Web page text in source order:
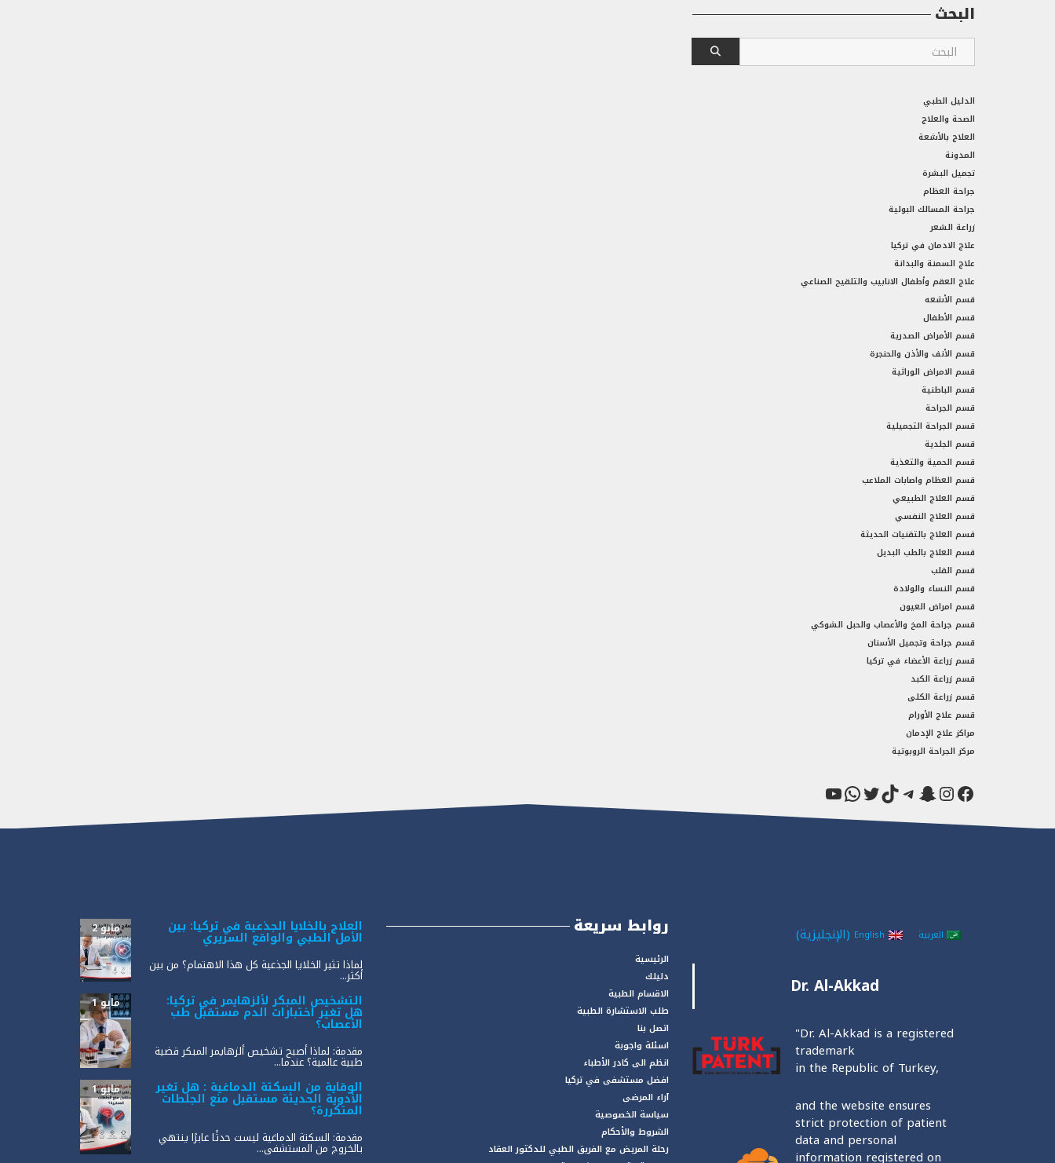
البحث
الدليل الطبي
الصحة والعلاج
العلاج بالأشعة
المدونة
تجميل البشرة
جراحة العظام
جراحة المسالك البولية
زراعة الشعر
علاج الادمان في تركيا
علاج السمنة والبدانة
علاج العقم وأطفال الانابيب والتلقيح الصناعي
قسم الأشعه
قسم الأطفال
قسم الأمراض الصدرية
قسم الأنف والأذن والحنجرة
قسم الامراض الوراثية
قسم الباطنية
قسم الجراحة
قسم الجراحة التجميلية
قسم الجلدية
قسم الحمية والتغذية
قسم العظام واصابات الملاعب
قسم العلاج الطبيعي
قسم العلاج النفسي
قسم العلاج بالتقنيات الحديثة
قسم العلاج بالطب البديل
قسم القلب
قسم النساء والولادة
قسم امراض العيون
قسم جراحة المخ والأعصاب والحبل الشوكي
قسم جراحة وتجميل الأسنان
قسم زراعة الأعضاء في تركيا
قسم زراعة الكبد
قسم زراعة الكلى
قسم علاج الأورام
مراكز علاج الإدمان
مركز الجراحة الروبوتية
فيسبوك
إنستجرام
سناب شاتتيليجرام
تيك توكتويترواتساب
يوتيوب
العلاج بالخلايا الجذعية في تركيا: بين
الأمل الطبي والواقع السريري
مايو 2
لماذا تثير الخلايا الجذعية كل هذا الاهتمام؟ من بين
أكثر...
التشخيص المبكر لألزهايمر في تركيا:
هل تغير اختبارات الدم مستقبل طب
الأعصاب؟
مايو 1
مقدمة: لماذا أصبح تشخيص ألزهايمر المبكر قضية
طبية عالمية؟ عندما...
الوقاية من السكتة الدماغية : هل تغير
الأدوية الحديثة مستقبل منع الجلطات
المتكررة؟
مايو 1
مقدمة: السكتة الدماغية ليست حدثًا عابرًا ينتهي
بالخروج من المستشفى...
روابط سريعة
الرئيسية
دليلك
الاقسام الطبية
طلب الاستشارة الطبية
اتصل بنا
اسئلة واجوبة
انظم الى كادر الأطباء
افضل مستشفى في تركيا
آراء المرضى
سياسة الخصوصية
الشروط والأحكام
رحلة المريض مع الفريق الطبي للدكتور العقاد
العربية English
(الإنجليزية)
Dr. Al-Akkad
"Dr. Al-Akkad is a registered
trademark
in the Republic of Turkey,
and the website ensures
strict protection of patient
data and personal
information registered on